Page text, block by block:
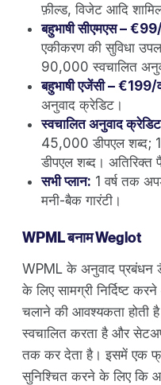
फ़ील्ड, विजेट आदि
बहुभाषी सीएमएस – €99/
एकीकरण की सुविधा
90,000 स्वचालित
बहुभाषी एजेंसी – €199/
अनुवाद क्रेडिट।
स्वचालित अनुवाद
45,000 डीपएल शब्द;
डीपएल शब्द।
सभी प्लान: 1 वर्ष तक
मनी-बैक गारंटी।
WPML बनाम Weglot
WPML के अनुवाद प्रबंधन
के लिए सामग्री निर्दिष्ट
चलाने की आवश्यकता होती
स्वचालित करता है और
तक कर देता है। इसमें एक
सुनिश्चित करने के लिए कि